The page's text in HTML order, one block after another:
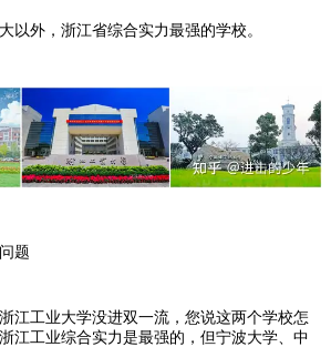
以外，浙江省综合实力最强的学校。
题
江工业大学没进双一流，您说这两个学校怎
江工业综合实力是最强的，但宁波大学、中